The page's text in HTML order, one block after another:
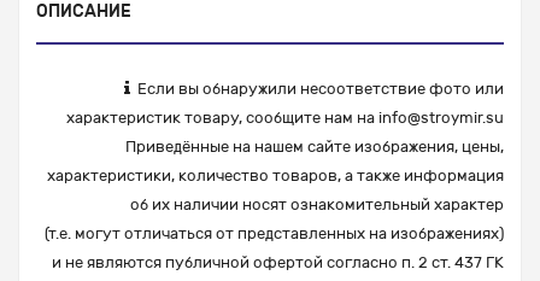
ОПИСАНИЕ
Если вы обнаружили несоответствие фото или
характеристик товару, сообщите нам на info@stroymir.su
Приведённые на нашем сайте изображения, цены,
характеристики, количество товаров, а также информация
об их наличии носят ознакомительный характер
(т.е. могут отличаться от представленных на изображениях)
и не являются публичной офертой согласно п. 2 ст. 437 ГК